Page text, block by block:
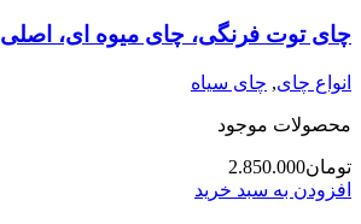
چای توت فرنگی، چای میوه ای،
انواع چای, چای سیاه
محصولات موجود
تومان2.850.000
افزودن به سبد خرید